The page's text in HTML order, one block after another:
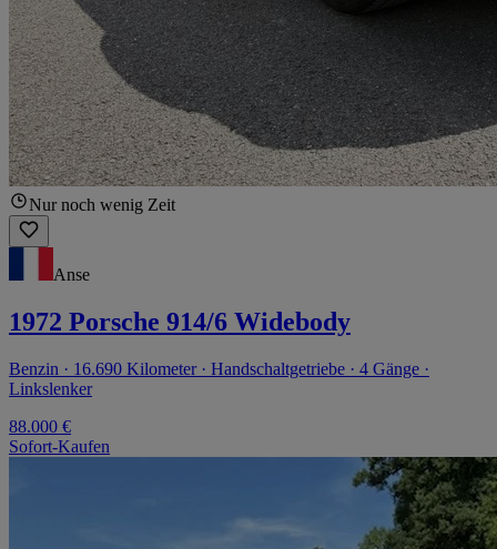
Nur noch wenig Zeit
Anse
1972 Porsche 914/6 Widebody
Benzin · 16.690 Kilometer · Handschaltgetriebe · 4 Gänge ·
Linkslenker
88.000 €
Sofort-Kaufen